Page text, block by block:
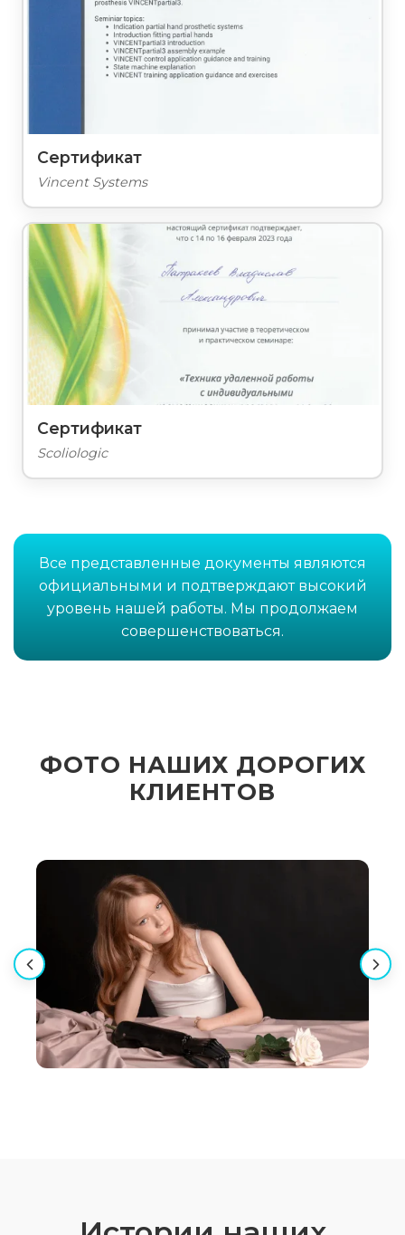
Сертификат
Vincent Systems
Сертификат
Scoliologic
Все представленные документы являются
официальными и подтверждают высокий
уровень нашей работы. Мы продолжаем
совершенствоваться.
ФОТО НАШИХ ДОРОГИХ
КЛИЕНТОВ